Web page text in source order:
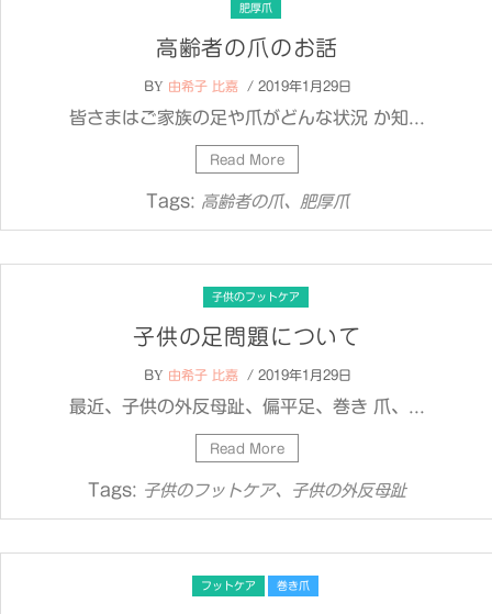
肥厚爪
高齢者の爪のお話
BY 由希子 比嘉 / 2019年1月29日
皆さまはご家族の足や爪がどんな状況 か知...
Read More
Tags: 高齢者の爪、肥厚爪
子供のフットケア
子供の足問題について
BY 由希子 比嘉 / 2019年1月29日
最近、子供の外反母趾、偏平足、巻き 爪、...
Read More
Tags: 子供のフットケア、子供の外反母趾
フットケア 巻き爪